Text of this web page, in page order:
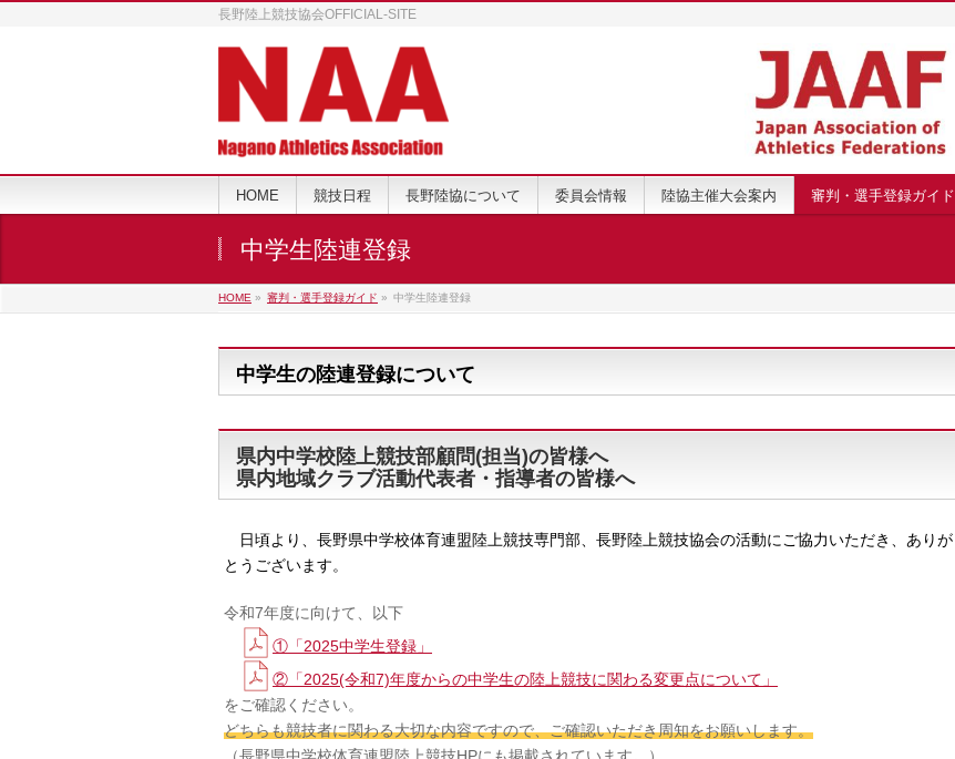
長野陸上競技協会OFFICIAL-SITE
HOME 競技日程 長野陸協について 委員会情報 陸協主催大会案内 審判・選手登録ガイド
中学生陸連登録
HOME » 審判・選手登録ガイド » 中学生陸連登録
中学生の陸連登録について
県内中学校陸上競技部顧問(担当)の皆様へ
県内地域クラブ活動代表者・指導者の皆様へ
日頃より、長野県中学校体育連盟陸上競技専門部、長野陸上競技協会の活動にご協力いただき、ありが
とうございます。
令和7年度に向けて、以下
①「2025中学生登録」
②「2025(令和7)年度からの中学生の陸上競技に関わる変更点について」
をご確認ください。
どちらも競技者に関わる大切な内容ですので、ご確認いただき周知をお願いします。